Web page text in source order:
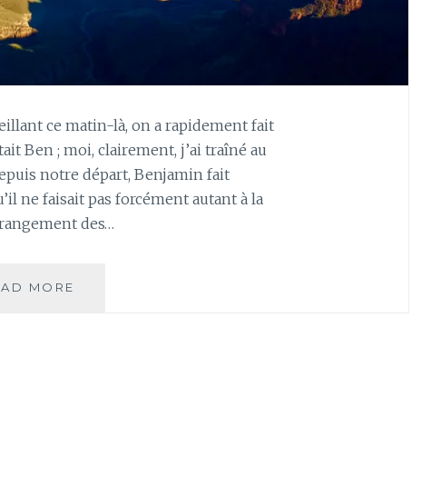
ce matin-là, on a rapidement fait
Ben ; moi, clairement, j’ai traîné au
notre départ, Benjamin fait
ne faisait pas forcément autant à la
des…
MORE